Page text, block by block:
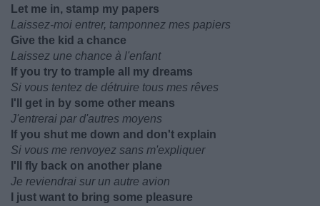
Let me in, stamp my papers
Laissez-moi entrer, tamponnez mes papiers
Give the kid a chance
Laissez une chance à l'enfant
If you try to trample all my dreams
Si vous tentez de détruire tous mes rêves
I'll get in by some other means
J'entrerai par d'autres moyens
If you shut me down and don't explain
Si vous me renvoyez sans m'expliquer
I'll fly back on another plane
Je reviendrai sur un autre avion
I just want to bring some pleasure